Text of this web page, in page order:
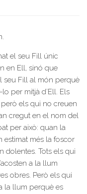
el seu Fill únic
en Ell, sinó que
seu Fill al món perquè
per mitjà d’Ell. Els
els qui no creuen
cregut en el nom del
per això: quan la
estimat més la foscor
dolentes. Tots els qui
a la llum
obres. Però els qui
la llum perquè es